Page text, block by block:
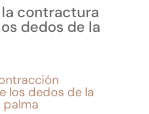
contractura
dedos de la
los dedos de la
palma